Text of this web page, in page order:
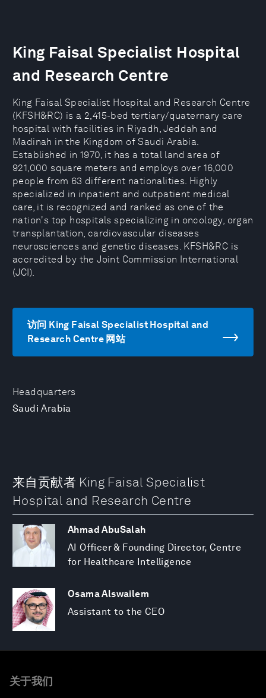
Headquarters
Saudi Arabia
King Faisal Specialist Hospital
and Research Centre
King Faisal Specialist Hospital and Research Centre
(KFSH&RC) is a 2,415-bed tertiary/quaternary care
hospital with facilities in Riyadh, Jeddah and
Madinah in the Kingdom of Saudi Arabia.
Established in 1970, it has a total land area of
921,000 square meters and employs over 16,000
people from 63 different nationalities. Highly
specialized in inpatient and outpatient medical
care, it is recognized and ranked as one of the
nation's top hospitals specializing in oncology, organ
transplantation, cardiovascular diseases
neurosciences and genetic diseases. KFSH&RC is
accredited by the Joint Commission International
(JCI).
访问 King Faisal Specialist Hospital and
Research Centre 网站
来自贡献者 King Faisal Specialist
Hospital and Research Centre
Ahmad AbuSalah
AI Officer & Founding Director, Centre
for Healthcare Intelligence
Osama Alswailem
Assistant to the CEO
关于我们